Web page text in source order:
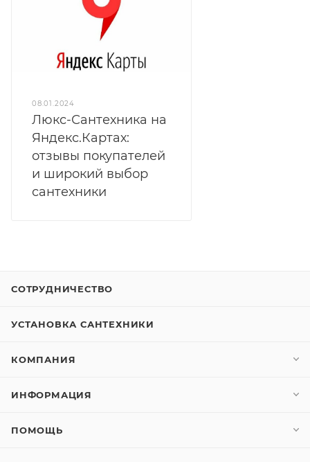
08.01.2024
Люкс-Сантехника на
Яндекс.Картах:
отзывы покупателей
и широкий выбор
сантехники
СОТРУДНИЧЕСТВО
УСТАНОВКА САНТЕХНИКИ
КОМПАНИЯ
ИНФОРМАЦИЯ
ПОМОЩЬ